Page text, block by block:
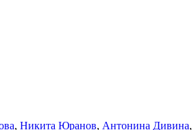
, Никита Юранов, Антонина Дивина,